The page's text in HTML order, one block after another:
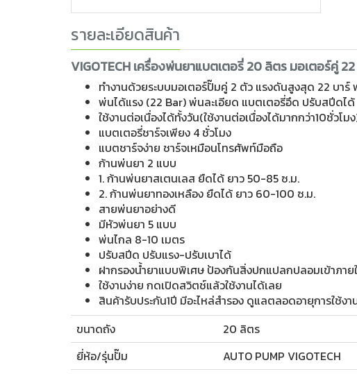
รายละเอียดสินค้า
VIGOTECH เครื่องพ่นยาแบตเตอรี่ 20 ลิตร มอเตอร์คู่
ทำงานด้วยระบบมอเตอร์ปั๊มคู่ 2 ตัว แรงดันสูงสุด 22 บาร์
พ่นได้แรง (22 Bar) พ่นละเอียด แบตเตอรี่อึด ปรับสปีดได้
ใช้งานต่อเนื่องได้ทั้งวัน(ใช้งานต่อเนื่องได้มากกว่า10ชั่วโม
แบตเตอรี่ชาร์จเพียง 4 ชั่วโมง
แบตชาร์จง่าย ชาร์จเหมือนโทรศัพท์มือถือ
ก้านพ่นยา 2 แบบ
1. ก้านพ่นยาสเตนเลส ยืดได้ ยาว 50-85 ซ.ม.
2. ก้านพ่นยาทองเหลือง ยืดได้ ยาว 60-100 ซ.ม.
สายพ่นยาอย่างดี
มีหัวพ่นยา 5 แบบ
พ่นไกล 8-10 เมตร
ปรับสปีด ปรับแรง-ปรับเบาได้
ฝากรองน้ำยาแบบพิเศษ ป้องกันสิ่งปกแปลกปลอมเข้าภาย
ใช้งานง่าย กดเปิดสวิตช์แล้วใช้งานได้เลย
สินค้ารับประกัน1ปี มีอะไหล่สำรอง ดูแลตลอดอายุการใช้งา
ขนาดถัง
20 ลิตร
ยี่ห้อ/รุ่นปั๊ม
AUTO PUMP VIGOTECH